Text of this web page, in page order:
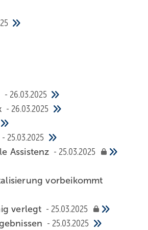
26.03.2025
26.03.2025
25.03.2025
Assistenz
25.03.2025
vorbeikommt
verlegt
25.03.2025
25.03.2025